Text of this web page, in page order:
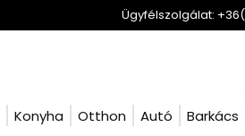
Ügyfélszolgálat:
Konyha Otthon Autó Barkács